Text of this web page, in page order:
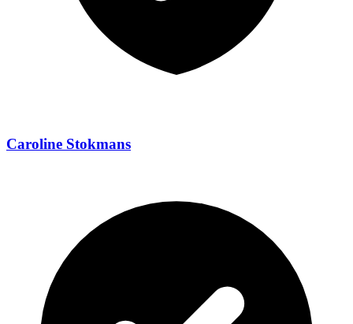
Caroline Stokmans